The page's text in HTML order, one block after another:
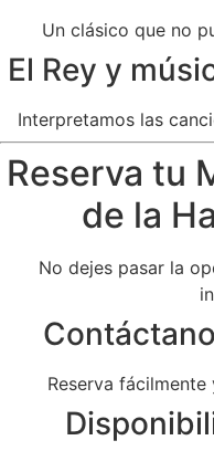
Un clásico que no
El Rey y
Interpretamos las
Reserva tu
de la
No dejes pasar la
Reserva